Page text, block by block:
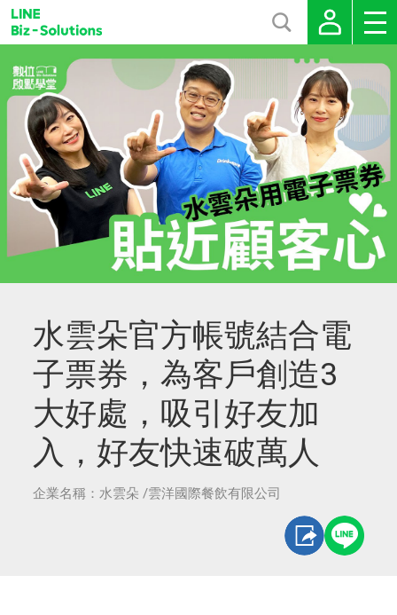
水雲朵官方帳號結合電
子票券，為客戶創造3
大好處，吸引好友加
入，好友快速破萬人
企業名稱：水雲朵 /雲洋國際餐飲有限公司